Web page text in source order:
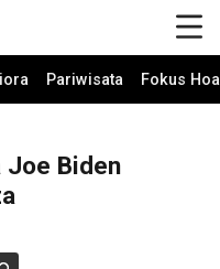
Pariwisata Fokus
Joe Biden